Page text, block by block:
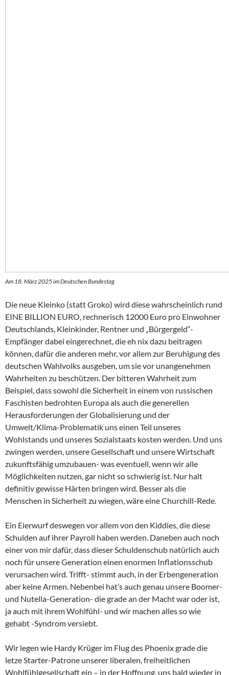
Am 18. März 2025 im Deutschen Bundestag
Die neue Kleinko (statt Groko) wird diese wahrscheinlich rund
EINE BILLION EURO, rechnerisch 12000 Euro pro Einwohner
Deutschlands, Kleinkinder, Rentner und „Bürgergeld“-
Empfänger dabei eingerechnet, die eh nix dazu beitragen
können, dafür die anderen mehr, vor allem zur Beruhigung des
deutschen Wahlvolks ausgeben, um sie vor unangenehmen
Wahrheiten zu beschützen. Der bitteren Wahrheit zum
Beispiel, dass sowohl die Sicherheit in einem von russischen
Faschisten bedrohten Europa als auch die generellen
Herausforderungen der Globalisierung und der
Umwelt/Klima-Problematik uns einen Teil unseres
Wohlstands und unseres Sozialstaats kosten werden. Und uns
zwingen werden, unsere Gesellschaft und unsere Wirtschaft
zukunftsfähig umzubauen- was eventuell, wenn wir alle
Möglichkeiten nutzen, gar nicht so schwierig ist. Nur halt
definitiv gewisse Härten bringen wird. Besser als die
Menschen in Sicherheit zu wiegen, wäre eine Churchill-Rede.
Ein Eierwurf deswegen vor allem von den Kiddies, die diese
Schulden auf ihrer Payroll haben werden. Daneben auch noch
einer von mir dafür, dass dieser Schuldenschub natürlich auch
noch für unsere Generation einen enormen Inflationsschub
verursachen wird. Trifft- stimmt auch, in der Erbengeneration
aber keine Armen. Nebenbei hat’s auch genau unsere Boomer-
und Nutella-Generation- die grade an der Macht war oder ist,
ja auch mit ihrem Wohlfühl- und wir machen alles so wie
gehabt -Syndrom versiebt.
Wir legen wie Hardy Krüger im Flug des Phoenix grade die
letze Starter-Patrone unserer liberalen, freiheitlichen
Wohlfühlgesellschaft ein – in der Hoffnung, uns bald wieder in